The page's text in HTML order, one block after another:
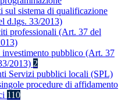
sul sistema di qualificazione
d.lgs. 33/2013)
professionali (Art. 37 del
investimento pubblico (Art. 37
2013) 2
Servizi pubblici locali (SPL)
procedure di affidamento
110